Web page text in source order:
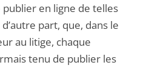
en ligne de telles
part, que, dans le
au litige, chaque
tenu de publier les